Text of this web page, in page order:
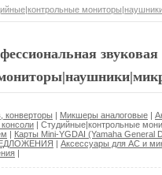
конверторы | Микшеры аналоговые |
| Студийные|контрольные
| Карты Mini-YGDAI (Yamaha General
| Аксессуары для АС и
|